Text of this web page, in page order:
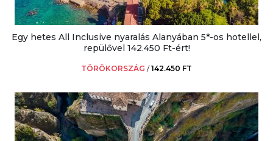
Egy hetes All Inclusive nyaralás Alanyában 5*-os hotellel,
repülővel 142.450 Ft-ért!
TÖRÖKORSZÁG /142.450 FT